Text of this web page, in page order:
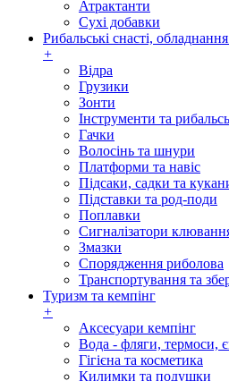
Атрактанти
Сухі добавки
Рибальські снасті,
+
Відра
Грузики
Зонти
Інструменти та
Гачки
Волосінь та шнури
Платформи та навіс
Підсаки, садки та
Підставки та род-поди
Поплавки
Сигналізатори
Змазки
Спорядження риболова
Транспортування та
Туризм та кемпінг
+
Аксесуари кемпінг
Вода - фляги, термоси,
Гігієна та косметика
Килимки та подушки